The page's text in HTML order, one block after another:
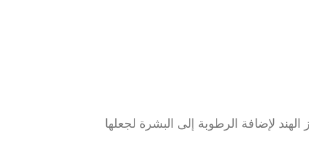
لإضافة الرطوبة إلى البشرة لجعلها